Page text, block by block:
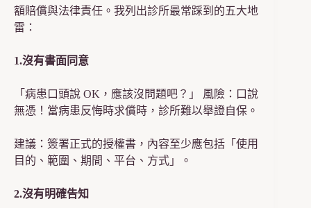
額賠償與法律責任。我列出診所最常踩到的五大地
雷：
1.沒有書面同意
「病患口頭說 OK，應該沒問題吧？」 風險：口說
無憑！當病患反悔時求償時，診所難以舉證自保。
建議：簽署正式的授權書，內容至少應包括「使用
目的、範圍、期間、平台、方式」。
2.沒有明確告知